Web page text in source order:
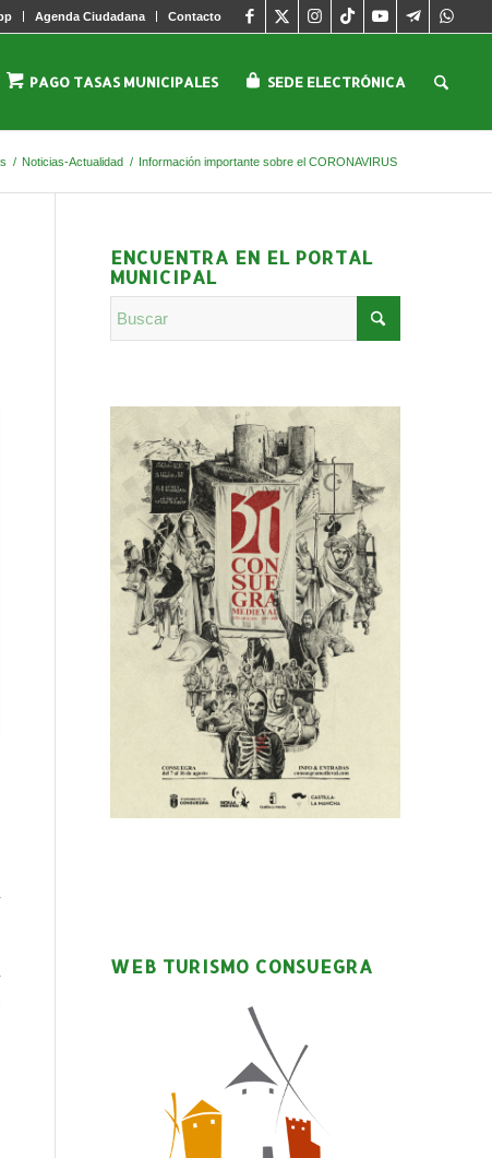
Agenda Ciudadana Contacto
PAGO TASAS MUNICIPALES SEDE ELECTRÓNICA
/ Noticias-Actualidad / Información importante sobre el CORONAVIRUS
ENCUENTRA EN EL PORTAL
MUNICIPAL
WEB TURISMO CONSUEGRA